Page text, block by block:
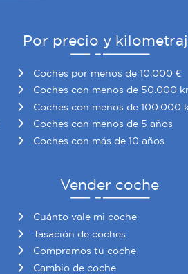
Por precio y
Coches por menos de 10.000 €
Coches con menos de 50.000
Coches con menos de 100.000
Coches con menos de 5 años
Coches con más de 10 años
Vender coche
Cuánto vale mi coche
Tasación de coches
Compramos tu coche
Cambio de coche